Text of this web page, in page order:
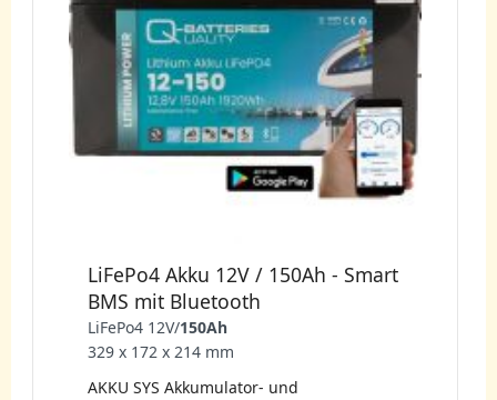
LiFePo4 Akku 12V / 150Ah - Smart
BMS mit Bluetooth
LiFePo4 12V/150Ah
329 x 172 x 214 mm
AKKU SYS Akkumulator- und